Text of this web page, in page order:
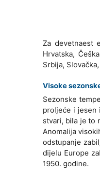
Za devetnaest
Hrvatska,
Srbija,
Visoke
Sezonske
proljeće i jesen
stvari, bila je to
Anomalija
odstupanje
dijelu Europe
1950. godine.